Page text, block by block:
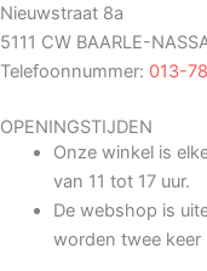
Nieuwstraat 8a
5111 CW BAARLE-
Telefoonnummer: 013-
OPENINGSTIJDEN
Onze winkel is
van 11 tot 17 uur.
De webshop is
worden twee keer